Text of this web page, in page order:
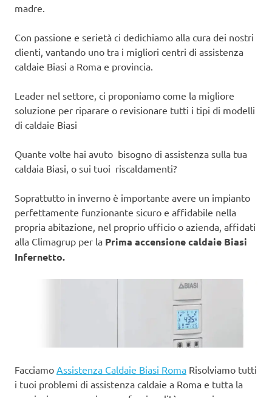
madre.
Con passione e serietà ci dedichiamo alla cura dei nostri
clienti, vantando uno tra i migliori centri di assistenza
caldaie Biasi a Roma e provincia.
Leader nel settore, ci proponiamo come la migliore
soluzione per riparare o revisionare tutti i tipi di modelli
di caldaie Biasi
Quante volte hai avuto bisogno di assistenza sulla tua
caldaia Biasi, o sui tuoi riscaldamenti?
Soprattutto in inverno è importante avere un impianto
perfettamente funzionante sicuro e affidabile nella
propria abitazione, nel proprio ufficio o azienda, affidati
alla Climagrup per la Prima accensione caldaie Biasi
Infernetto.
Facciamo Assistenza Caldaie Biasi Roma Risolviamo tutti
i tuoi problemi di assistenza caldaie a Roma e tutta la